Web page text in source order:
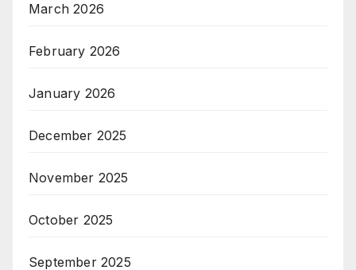
March 2026
February 2026
January 2026
December 2025
November 2025
October 2025
September 2025